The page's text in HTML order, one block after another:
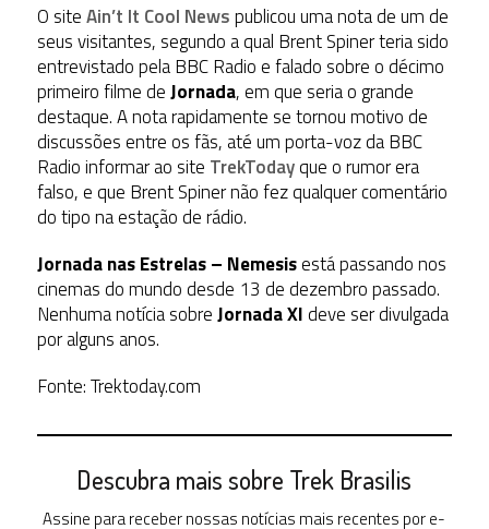
O siteAin’t It Cool Newspublicou uma nota de um de
seus visitantes, segundo a qual Brent Spiner teria sido
entrevistado pela BBC Radio e falado sobre o décimo
primeiro filme deJornada, em que seria o grande
destaque. A nota rapidamente se tornou motivo de
discussões entre os fãs, até um porta-voz da BBC
Radio informar ao site TrekTodayque o rumor era
falso, e que Brent Spiner não fez qualquer comentário
do tipo na estação de rádio.
Jornada nas Estrelas – Nemesisestá passando nos
cinemas do mundo desde 13 de dezembro passado.
Nenhuma notícia sobreJornada XIdeve ser divulgada
por alguns anos.
Fonte: Trektoday.com
Descubra mais sobre Trek Brasilis
Assine para receber nossas notícias mais recentes por e-